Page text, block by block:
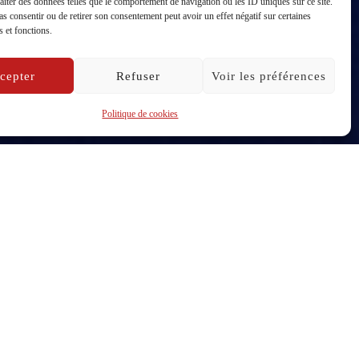
consentir ou de retirer son consentement peut avoir un effet négatif sur certaines
et fonctions.
Refuser Voir les préférences
Politique de cookies